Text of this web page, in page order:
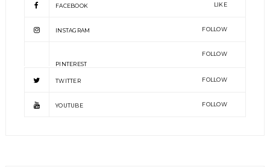
FACEBOOK LIKE
INSTAGRAM FOLLOW
PINTEREST
FOLLOW
TWITTER FOLLOW
YOUTUBE FOLLOW